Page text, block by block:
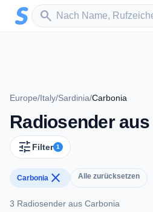
Zum Hauptinhalt springen
search
Sender suchen
Europe/Italy/Sardinia/Carbonia
Radiosender
tune Filter 1
Carbonia close Alle zurücksetzen
3 Radiosender aus Carbonia